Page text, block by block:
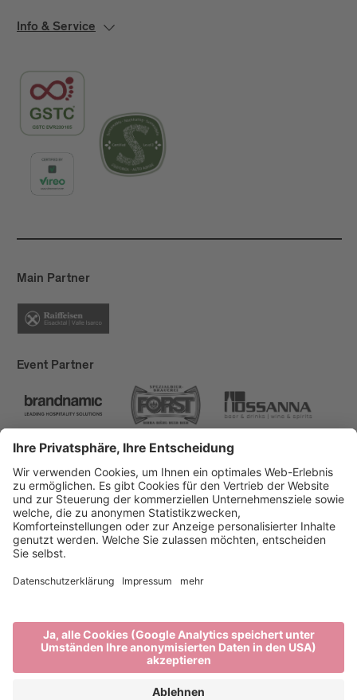
Info & Service
Main Partner
Event Partner
Brixen Tourismus
Privacy
Impressum
Förderungen
produced by